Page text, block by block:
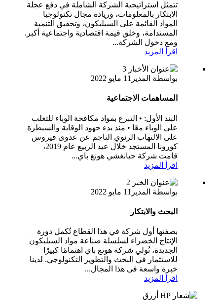
تتمثل استراتيجية الشركة الشاملة في دفع عجلة
الابتكار بالمعلومات، وريادة مجال تكنولوجيا
المواد القائمة على السيليكون، وتحقيق التنمية
المستدامة، وخلق قيمة اقتصادية واجتماعية أكبر.
ومع دخول الشركة...
اقرأ المزيد
بواسطة المدير 11 مايو 2022
المساهمات الاجتماعية
البند الأول: • التبرع بمواد مكافحة الوباء للتغلب
على الوباء معًا • منذ بدء جهود الوقاية والسيطرة
على الالتهاب الرئوي الناجم عن عدوى فيروس
كورونا المستجد خلال عيد الربيع عام 2019،
قامت شركة جيانغشي هونغ باي...
اقرأ المزيد
بواسطة المدير 11 مايو 2022
البحث والابتكار
بصفتها أول شركة في هذا القطاع تُكمل دورة
الإنتاج الخضراء لسلسلة صناعة مواد السيليكون
الجديدة، تُولي شركة هونغ باي اهتمامًا كبيرًا
للاستثمار في البحث والتطوير التكنولوجي. لدينا
خبرة واسعة في هذا المجال...
اقرأ المزيد